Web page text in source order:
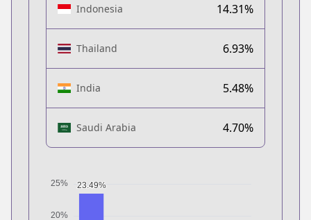
Indonesia 14.31%
Thailand 6.93%
India 5.48%
Saudi Arabia 4.70%